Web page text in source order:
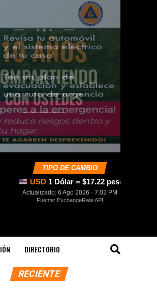
TIPO DE CAMBIO
USD 1 Dólar = $17.22 pesos
Actualizado: 6 Ago 2026 · 7:02 PM
Fuente: ExchangeRate API
DIRECTORIO
RECIENTE